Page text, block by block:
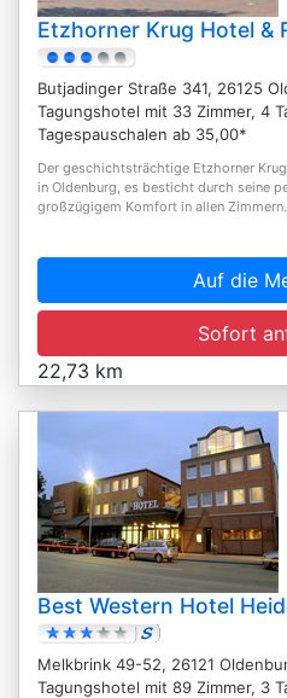
Etzhorner Krug Hotel &
Butjadinger Straße 341, 26125
Tagungshotel mit 33 Zimmer, 4
Tagespauschalen ab 35,00*
Der geschichtsträchtige Etzhorner
in Oldenburg, es besticht durch seine
großzügigem Komfort in allen
Auf die
Sofort
22,73 km
Best Western Hotel
Melkbrink 49-52, 26121
Tagungshotel mit 89 Zimmer, 3